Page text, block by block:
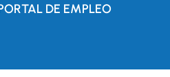
DE EMPLEO